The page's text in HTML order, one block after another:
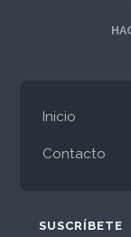
Inicio
Contacto
SUSCRÍBETE